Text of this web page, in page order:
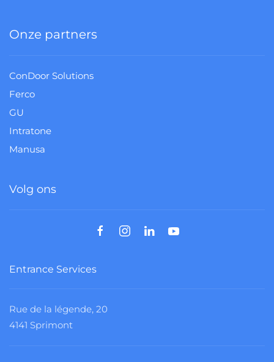
Onze partners
ConDoor Solutions
Ferco
GU
Intratone
Manusa
Volg ons
Entrance Services
Rue de la légende, 20
4141 Sprimont